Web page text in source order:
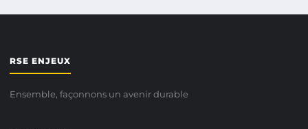
RSE ENJEUX
Ensemble, façonnons un avenir durable